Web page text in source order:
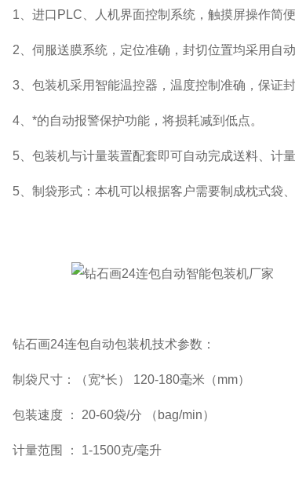
1、进口PLC、人机界面控制系统，触摸屏操作简便
2、伺服送膜系统，定位准确，封切位置均采用自
3、包装机采用智能温控器，温度控制准确，保证封
4、*的自动报警保护功能，将损耗减到低点。
5、包装机与计量装置配套即可自动完成送料、计
5、制袋形式：本机可以根据客户需要制成枕式袋、
钻石画24连包自动包装机技术参数：
制袋尺寸：（宽*长） 120-180毫米（mm）
包装速度 ： 20-60袋/分 （bag/min）
计量范围 ： 1-1500克/毫升